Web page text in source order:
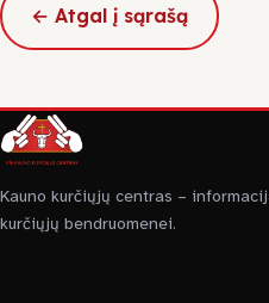
← Atgal į sąrašą
Kauno kurčiųjų centras –
kurčiųjų bendruomenei.